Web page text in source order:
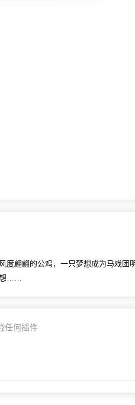
翩翩的公鸡，一只梦想成为马戏团
想……
任何插件